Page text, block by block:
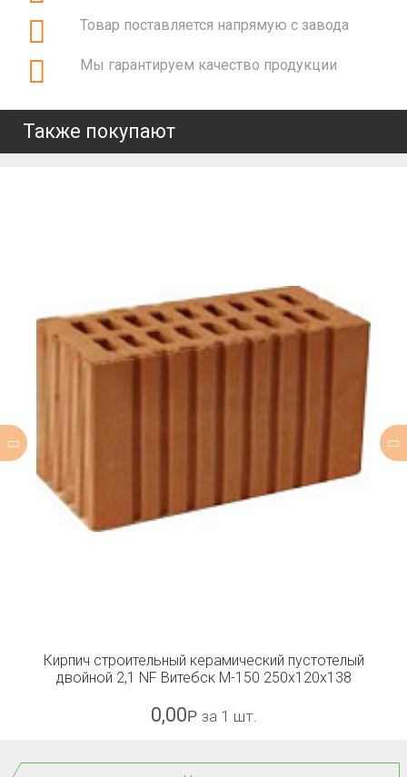
Товар поставляется напрямую с завода
Мы гарантируем качество продукции
Также покупают
Кирпич строительный керамический пустотелый
двойной 2,1 NF Витебск М-150 250x120x138
0,00Р за 1 шт.